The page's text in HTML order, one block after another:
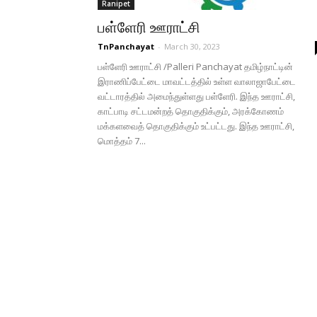
Ranipet
பள்ளேரி ஊராட்சி
TnPanchayat - March 30, 2023
பள்ளேரி ஊராட்சி /Palleri Panchayat தமிழ்நாட்டின்
இராணிப்பேட்டை மாவட்டத்தில் உள்ள வாலாஜாபேட்டை
வட்டாரத்தில் அமைந்துள்ளது பள்ளேரி. இந்த ஊராட்சி,
காட்பாடி சட்டமன்றத் தொகுதிக்கும், அரக்கோணம்
மக்களவைத் தொகுதிக்கும் உட்பட்டது. இந்த ஊராட்சி,
மொத்தம் 7...